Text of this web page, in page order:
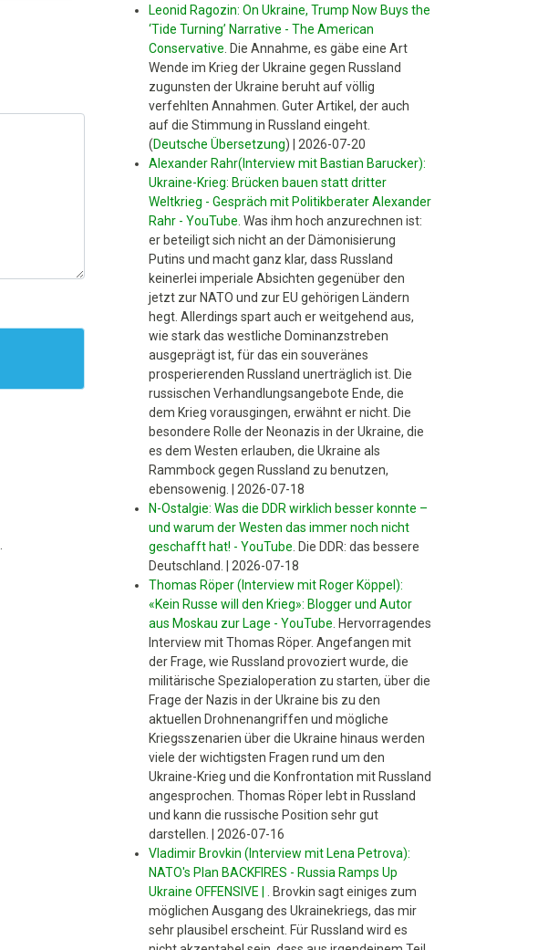
Leonid Ragozin: On Ukraine, Trump Now Buys the
‘Tide Turning’ Narrative - The American
Conservative Die Annahme, es gäbe eine Art
Wende im Krieg der Ukraine gegen Russland
zugunsten der Ukraine beruht auf völlig
verfehlten Annahmen. Guter Artikel, der auch
auf die Stimmung in Russland eingeht.
(Deutsche Übersetzung)
2026-07-20
Alexander Rahr(Interview mit Bastian Barucker):
Ukraine-Krieg: Brücken bauen statt dritter
Weltkrieg - Gespräch mit Politikberater Alexander
Rahr - YouTube Was ihm hoch anzurechnen ist:
er beteiligt sich nicht an der Dämonisierung
Putins und macht ganz klar, dass Russland
keinerlei imperiale Absichten gegenüber den
jetzt zur NATO und zur EU gehörigen Ländern
hegt. Allerdings spart auch er weitgehend aus,
wie stark das westliche Dominanzstreben
ausgeprägt ist, für das ein souveränes
prosperierenden Russland unerträglich ist. Die
russischen Verhandlungsangebote Ende, die
dem Krieg vorausgingen, erwähnt er nicht. Die
besondere Rolle der Neonazis in der Ukraine, die
es dem Westen erlauben, die Ukraine als
Rammbock gegen Russland zu benutzen,
ebensowenig.
2026-07-18
N-Ostalgie: Was die DDR wirklich besser konnte –
und warum der Westen das immer noch nicht
geschafft hat! - YouTube Die DDR: das bessere
Deutschland.
2026-07-18
Thomas Röper (Interview mit Roger Köppel):
«Kein Russe will den Krieg»: Blogger und Autor
aus Moskau zur Lage - YouTube Hervorragendes
Interview mit Thomas Röper. Angefangen mit
der Frage, wie Russland provoziert wurde, die
militärische Spezialoperation zu starten, über die
Frage der Nazis in der Ukraine bis zu den
aktuellen Drohnenangriffen und mögliche
Kriegsszenarien über die Ukraine hinaus werden
viele der wichtigsten Fragen rund um den
Ukraine-Krieg und die Konfrontation mit Russland
angesprochen. Thomas Röper lebt in Russland
und kann die russische Position sehr gut
darstellen.
2026-07-16
Vladimir Brovkin (Interview mit Lena Petrova):
NATO's Plan BACKFIRES - Russia Ramps Up
Ukraine OFFENSIVE |
Brovkin sagt einiges zum
möglichen Ausgang des Ukrainekriegs, das mir
sehr plausibel erscheint. Für Russland wird es